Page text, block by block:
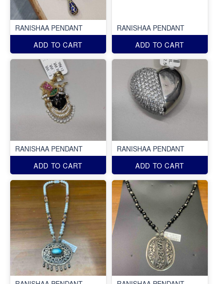
RANISHAA PENDANT
ADD TO CART
RANISHAA PENDANT
ADD TO CART
RANISHAA PENDANT
ADD TO CART
RANISHAA PENDANT
ADD TO CART